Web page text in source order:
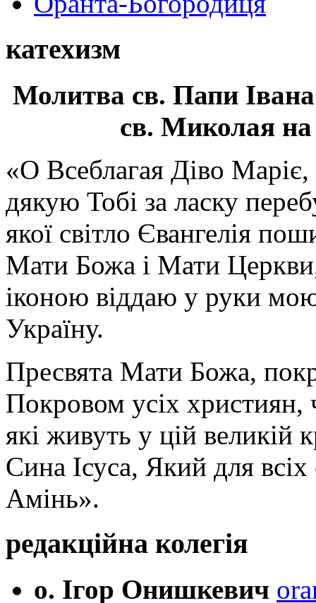
катехизм
Молитва св. Папи
св. Миколая на
«О Всеблагая Діво
дякую Тобі за ласку
якої світло Євангелія
Мати Божа і Мати
іконою віддаю у руки
Україну.
Пресвята Мати Божа,
Покровом усіх християн,
які живуть у цій великій
Сина Ісуса, Який для
Амінь».
редакційна колегія
о. Ігор Онишкевич